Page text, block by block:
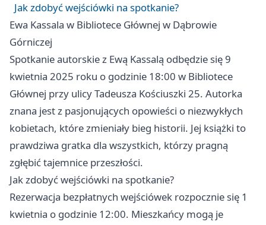
Jak zdobyć wejściówki na spotkanie?
Ewa Kassala w Bibliotece Głównej w Dąbrowie
Górniczej
Spotkanie autorskie z Ewą Kassalą odbędzie się 9
kwietnia 2025 roku o godzinie 18:00 w Bibliotece
Głównej przy ulicy Tadeusza Kościuszki 25. Autorka
znana jest z pasjonujących opowieści o niezwykłych
kobietach, które zmieniały bieg historii. Jej książki to
prawdziwa gratka dla wszystkich, którzy pragną
zgłębić tajemnice przeszłości.
Jak zdobyć wejściówki na spotkanie?
Rezerwacja bezpłatnych wejściówek rozpocznie się 1
kwietnia o godzinie 12:00. Mieszkańcy mogą je